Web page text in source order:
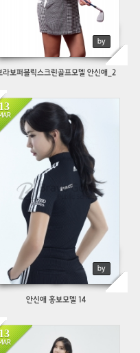
by
라보퍼블릭스크린골프모델 안신애_2
by
1143
안신애 홍보모델 14
914